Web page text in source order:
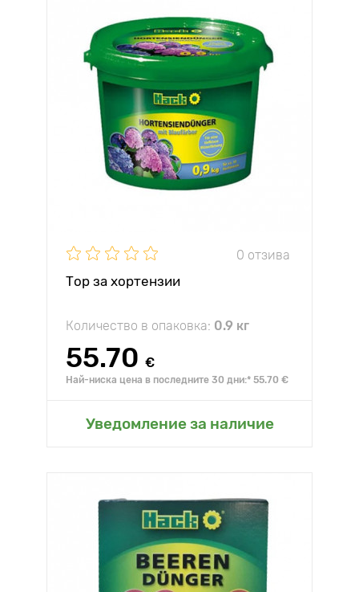
0 отзива
Тор за хортензии
Количество в опаковка: 0.9 кг
55.70 €
Най-ниска цена в последните 30 дни:* 55.70 €
Уведомление за наличие